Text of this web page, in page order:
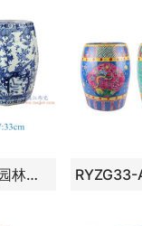
RZKJ03-A-B 青花园林梧桐山水八方凳子青花花鸟八面凳子凉墩